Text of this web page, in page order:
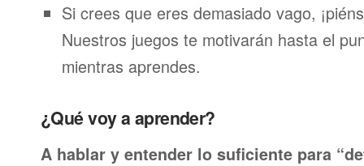
Si crees que eres demasiado vago,
Nuestros juegos te motivarán hasta el
mientras aprendes.
¿Qué voy a aprender?
A hablar y entender lo suficiente para